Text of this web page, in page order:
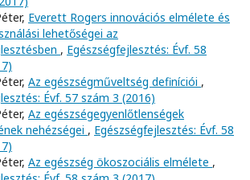
Everett Rogers innovációs elmélete és
lehetőségei az
, Egészségfejlesztés: Évf. 58
Az egészségműveltség definíciói ,
Évf. 57 szám 3 (2016)
Az egészségegyenlőtlenségek
nehézségei , Egészségfejlesztés: Évf. 58
Az egészség ökoszociális elmélete ,